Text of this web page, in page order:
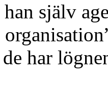
själv
har